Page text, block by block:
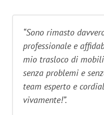
“Sono rimasto
professionale e
mio trasloco di
senza problemi e
team esperto e
vivamente!”.